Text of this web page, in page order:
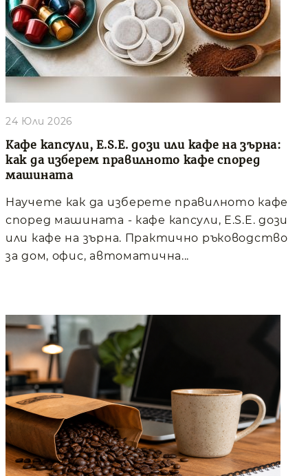
Кафе капсули, E.S.E. дози или кафе на зърна:
как да изберем правилното кафе според
машината
24 Юли 2026
Научете как да изберете правилното кафе
според машината - кафе капсули, E.S.E. дози
или кафе на зърна. Практично ръководство
за дом, офис, автоматична...